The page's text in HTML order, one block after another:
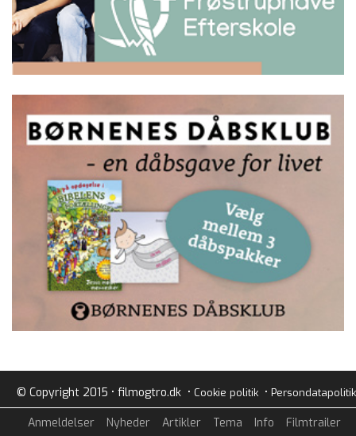
© Copyright 2015 • filmogtro.dk • Cookie politik• Persondatapolitik
Anmeldelser Nyheder Artikler Tema Info Filmtrailer